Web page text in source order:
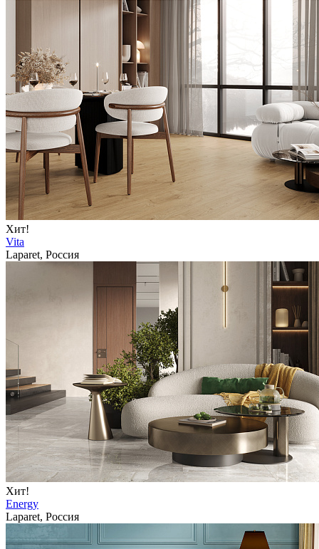
Хит!
Vita
Laparet, Россия
Хит!
Energy
Laparet, Россия